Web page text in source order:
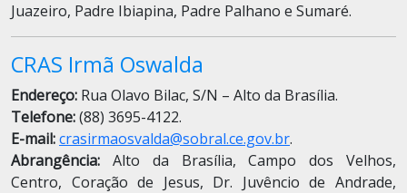
Juazeiro, Padre Ibiapina, Padre Palhano e Sumaré.
CRAS Irmã Oswalda
Endereço: Rua Olavo Bilac, S/N – Alto da Brasília.
Telefone:(88) 3695-4122.
E-mail:crasirmaosvalda@sobral.ce.gov.br.
Abrangência: Alto da Brasília, Campo dos Velhos,
Centro, Coração de Jesus, Dr. Juvêncio de Andrade,